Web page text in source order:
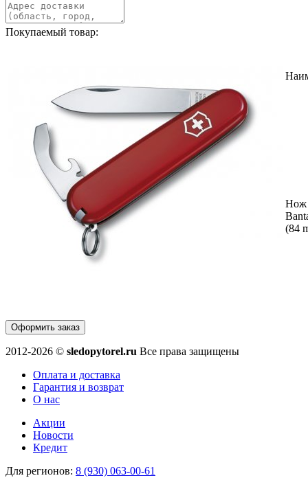
Покупаемый товар:
Нож
(84
Оформить заказ
2012-2026 © sledopytorel.ru Все права защищены
Оплата и доставка
Гарантия и возврат
О нас
Акции
Новости
Кредит
Для регионов: 8 (930) 063-00-61